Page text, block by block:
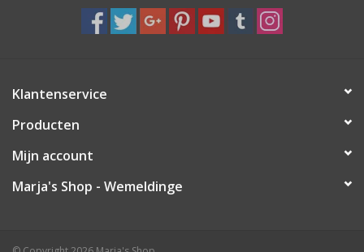
Speelgoed & hobby
Cadeau & feest
Contact/Locatie
Klantenservice
Producten
Mijn account
Marja's Shop - Wemeldinge